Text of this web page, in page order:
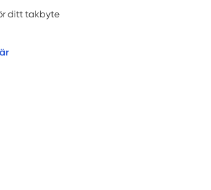
ditt takbyte